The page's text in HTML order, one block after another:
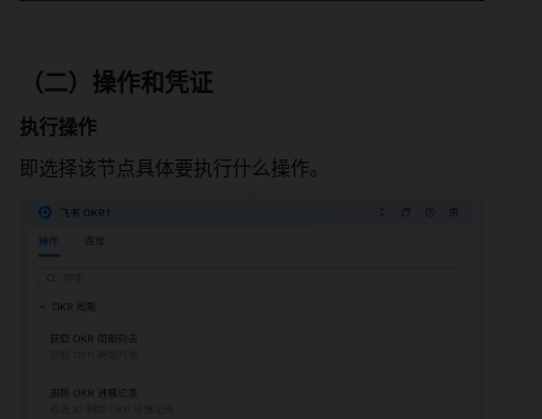
（二）操作和凭证
执行操作
即选择该节点具体要执行什么操作。